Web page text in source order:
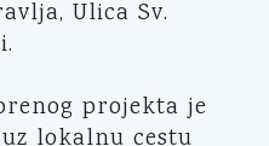
Ulica Sv.
projekta je